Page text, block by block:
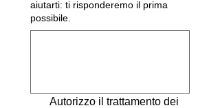
aiutarti: ti risponderemo il prima
possibile.
Autorizzo il trattamento dei